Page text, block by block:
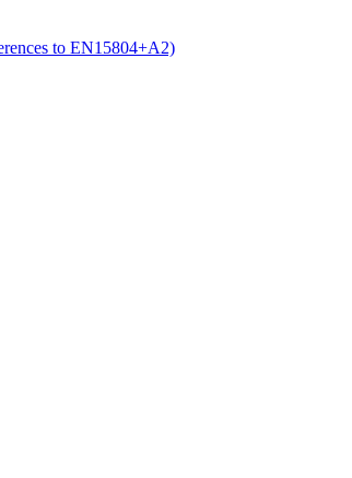
to EN15804+A2)